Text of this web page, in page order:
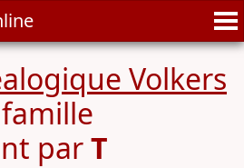
Volkers
parT